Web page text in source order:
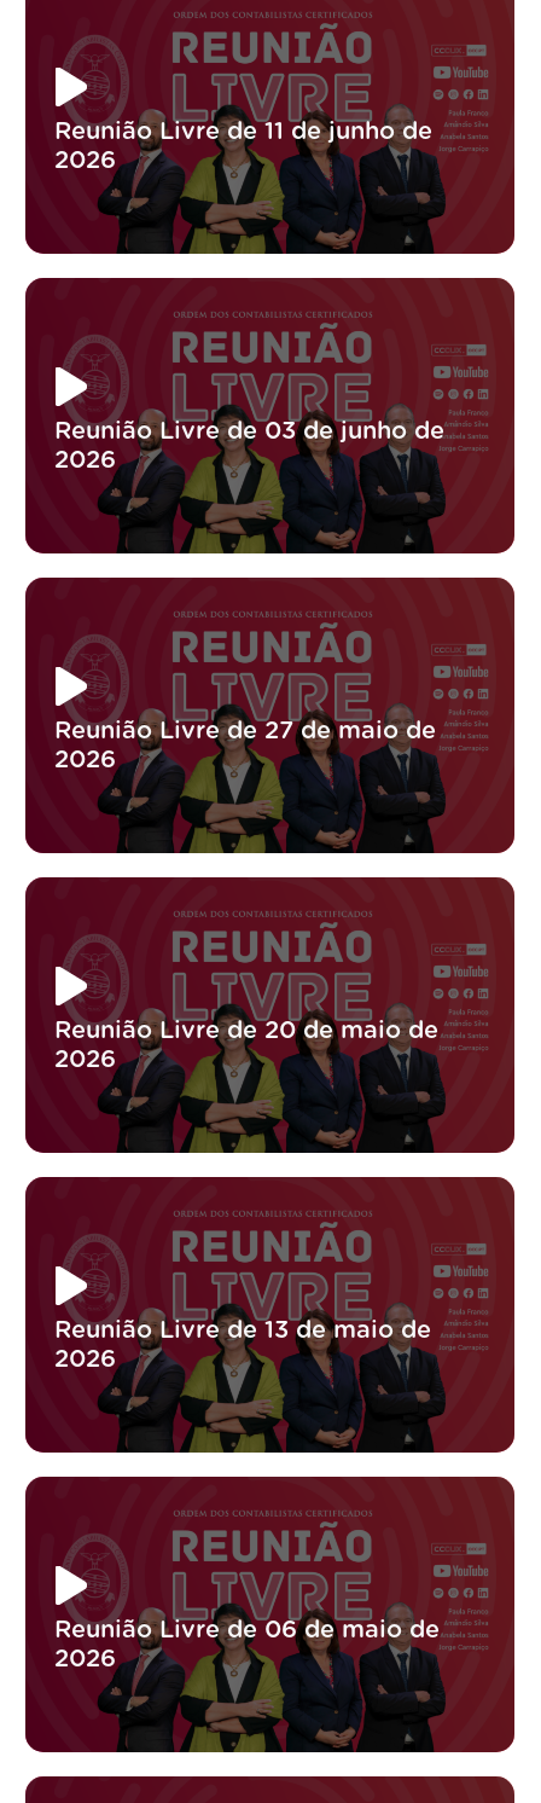
Reunião Livre de 11 de junho de
2026
Reunião Livre de 03 de junho de
2026
Reunião Livre de 27 de maio de
2026
Reunião Livre de 20 de maio de
2026
Reunião Livre de 13 de maio de
2026
Reunião Livre de 06 de maio de
2026